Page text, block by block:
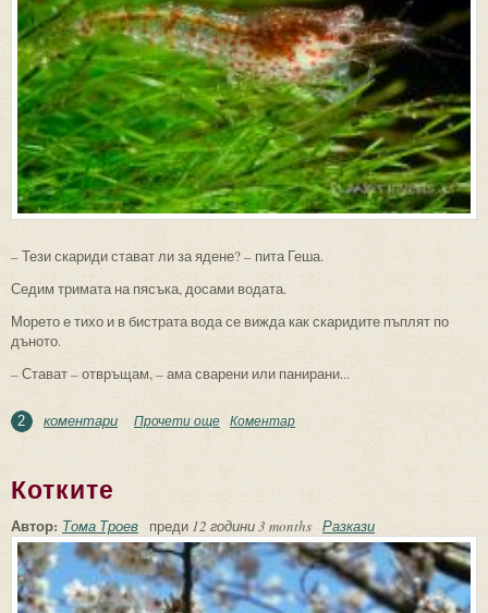
– Тези скариди стават ли за ядене? – пита Геша.
Седим тримата на пясъка, досами водата.
Морето е тихо и в бистрата вода се вижда как скаридите пъплят по
дъното.
– Стават – отвръщам, – ама сварени или панирани...
2 коментари Прочети още about Кариди
Коментар
Котките
Автор: Тома Троев преди 12 години 3 months Разкази